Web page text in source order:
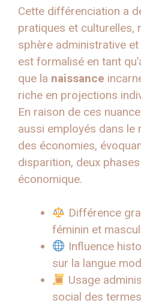
Cette différenciation a
pratiques et culturelles,
sphère administrative
est formalisé en tant
que la naissance
riche en projections
En raison de ces
aussi employés dans
des économies,
disparition, deux
économique.
Différence
féminin et
Influence
sur la langue
Usage
social des termes